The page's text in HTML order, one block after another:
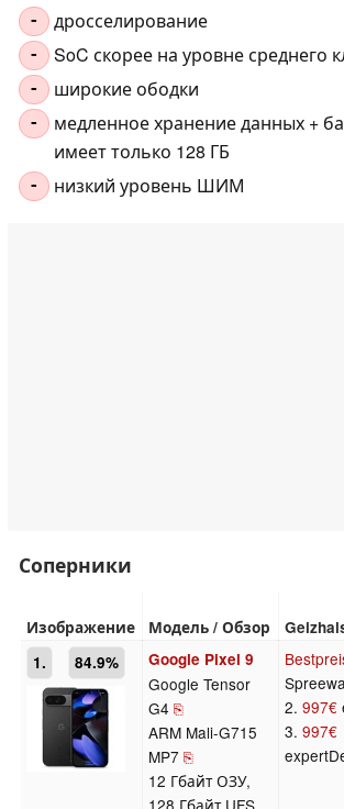
- дросселирование
- SoC скорее на уровне среднего
- широкие ободки
-
медленное хранение данных +
имеет только 128 ГБ
- низкий уровень ШИМ
Соперники
Изображение Модель / Обзор
1.
84.9% Google Pixel 9
Google Tensor
G4 ⎘
ARM Mali-G715
MP7 ⎘
12 Гбайт ОЗУ,
128 Гбайт UFS
2.997€
3.997€